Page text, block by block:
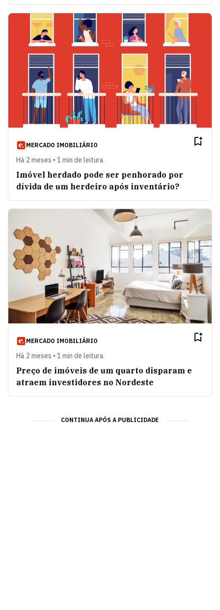
MERCADO IMOBILIÁRIO
Há 2 meses • 1 min de leitura
Imóvel herdado pode ser penhorado por
dívida de um herdeiro após inventário?
MERCADO IMOBILIÁRIO
Há 2 meses • 1 min de leitura
Preço de imóveis de um quarto disparam e
atraem investidores no Nordeste
CONTINUA APÓS A PUBLICIDADE